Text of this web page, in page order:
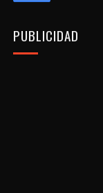
PUBLICIDAD